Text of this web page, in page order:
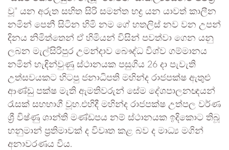
වූ” යන අරුත සහිත සිරි සමන්ත භද්‍ර යන යාවත් කාලීන
නමින් පෙනී සිටින හිමි නම ගේ හතලිස් නව වන උපන්
දිනය නිමිත්තෙන් ඒ හිමියන් විසින් පවත්වා ගෙන යනු
ලබන මැල්සිරිපුර උමන්දාව බෞද්ධ විශ්ව ගම්මානය
නමින් හැඳින්වුණු ස්ථානයක පසුගිය 26 දා පැවැති
උත්සවයකට හිටපු ජනාධිපති මහින්ද රාජපක්ෂ ඇතුළු
ආණ්ඩු පක්ෂ මැති ඇමතිවරුන් සේම දේශපාලනඥයන්
රැසක් සහභාගී වූහ.එහිදී මහින්ද රාජපක්ෂ උත්පල වර්ණ
ශ්‍රී විෂ්ණු ශාන්ති මණ්ඩපය නම් ස්ථානයක ඉදිකොට තිබූ
හනුමාන් ප්‍රතිමාවක් ද විවෘත කළ බව ද මාධ්‍ය මගින්
අනාවරණය විය.